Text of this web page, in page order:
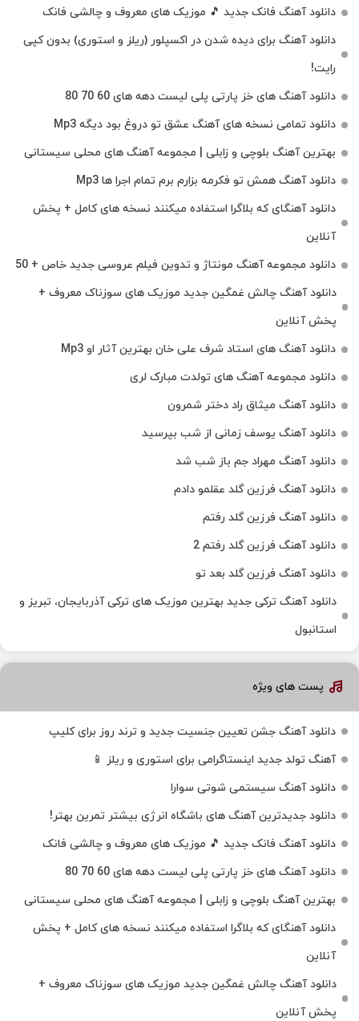
دانلود آهنگ فانک جدید 🎵 موزیک‌ های معروف و چالشی فانک
دانلود آهنگ برای دیده شدن در اکسپلور (ریلز و استوری) بدون کپی
رایت!
دانلود آهنگ های خز پارتی پلی لیست دهه های 60 70 80
دانلود تمامی نسخه های آهنگ عشق تو دروغ بود دیگه Mp3
بهترین آهنگ بلوچی و زابلی | مجموعه آهنگ‌ های محلی سیستانی
دانلود آهنگ همش تو فکرمه بزارم برم تمام اجرا ها Mp3
دانلود آهنگای که بلاگرا استفاده میکنند نسخه های کامل + پخش
آنلاین
دانلود مجموعه آهنگ مونتاژ و تدوین فیلم عروسی جدید خاص + 50
دانلود آهنگ چالش غمگین جدید موزیک های سوزناک معروف +
پخش آنلاین
دانلود آهنگ های استاد شرف علی خان بهترین آثار او Mp3
دانلود مجموعه آهنگ های تولدت مبارک لری
دانلود آهنگ میثاق راد دختر شمرون
دانلود آهنگ یوسف زمانی از شب بپرسید
دانلود آهنگ مهراد جم باز شب شد
دانلود آهنگ فرزین گلد عقلمو دادم
دانلود آهنگ فرزین گلد رفتم
دانلود آهنگ فرزین گلد رفتم 2
دانلود آهنگ فرزین گلد بعد تو
دانلود آهنگ ترکی جدید بهترین موزیک‌ های ترکی آذربایجان، تبریز و
استانبول
پست های ویژه
دانلود آهنگ جشن تعیین جنسیت جدید و ترند روز برای کلیپ
آهنگ تولد جدید اینستاگرامی برای استوری و ریلز 📱
دانلود آهنگ سیستمی شوتی سوارا
دانلود جدیدترین آهنگ‌ های باشگاه انرژی بیشتر تمرین بهتر!
دانلود آهنگ فانک جدید 🎵 موزیک‌ های معروف و چالشی فانک
دانلود آهنگ های خز پارتی پلی لیست دهه های 60 70 80
بهترین آهنگ بلوچی و زابلی | مجموعه آهنگ‌ های محلی سیستانی
دانلود آهنگای که بلاگرا استفاده میکنند نسخه های کامل + پخش
آنلاین
دانلود آهنگ چالش غمگین جدید موزیک های سوزناک معروف +
پخش آنلاین